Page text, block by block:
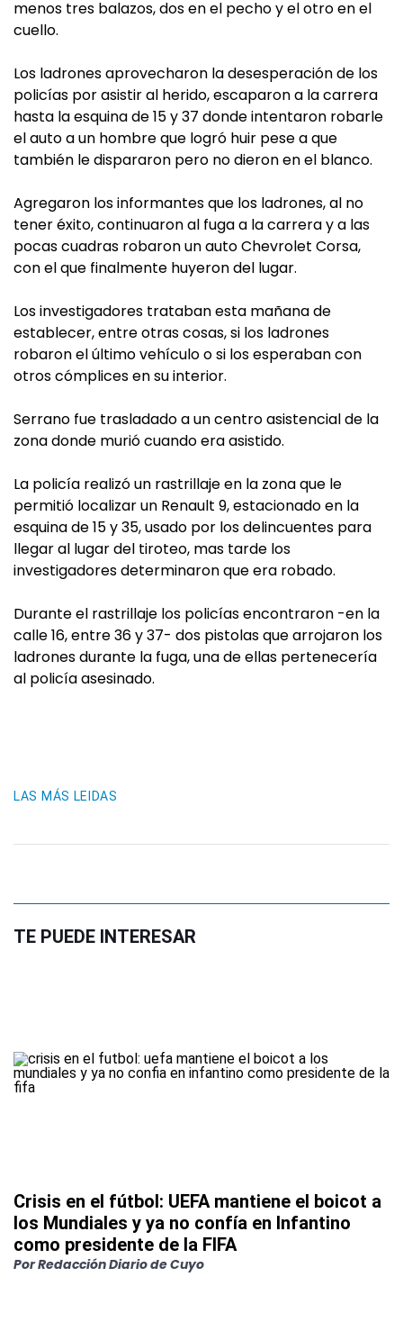
menos tres balazos, dos en el pecho y el otro en el
cuello.
Los ladrones aprovecharon la desesperación de los
policías por asistir al herido, escaparon a la carrera
hasta la esquina de 15 y 37 donde intentaron robarle
el auto a un hombre que logró huir pese a que
también le dispararon pero no dieron en el blanco.
Agregaron los informantes que los ladrones, al no
tener éxito, continuaron al fuga a la carrera y a las
pocas cuadras robaron un auto Chevrolet Corsa,
con el que finalmente huyeron del lugar.
Los investigadores trataban esta mañana de
establecer, entre otras cosas, si los ladrones
robaron el último vehículo o si los esperaban con
otros cómplices en su interior.
Serrano fue trasladado a un centro asistencial de la
zona donde murió cuando era asistido.
La policía realizó un rastrillaje en la zona que le
permitió localizar un Renault 9, estacionado en la
esquina de 15 y 35, usado por los delincuentes para
llegar al lugar del tiroteo, mas tarde los
investigadores determinaron que era robado.
Durante el rastrillaje los policías encontraron -en la
calle 16, entre 36 y 37- dos pistolas que arrojaron los
ladrones durante la fuga, una de ellas pertenecería
al policía asesinado.
LAS MÁS LEIDAS
TE PUEDE INTERESAR
Crisis en el fútbol: UEFA mantiene el boicot a
los Mundiales y ya no confía en Infantino
como presidente de la FIFA
PorRedacción Diario de Cuyo